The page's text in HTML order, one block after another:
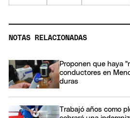
NOTAS RELACIONADAS
Proponen que haya
conductores en
duras
Trabajó años como